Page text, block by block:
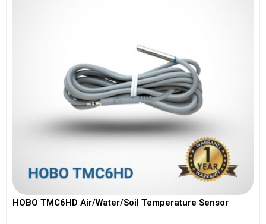
HOBO TMC6HD Air/Water/Soil Temperature Sensor